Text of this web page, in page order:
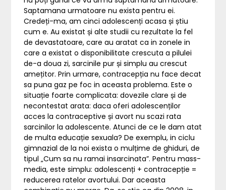
Saptamana urmatoare nu exista pentru ei.
Credeți-ma, am cinci adolescenți acasa și știu
cum e. Au existat și alte studii cu rezultate la fel
de devastatoare, care au aratat ca in zonele in
care a existat o disponibilitate crescuta a pilulei
de-a doua zi, sarcinile pur și simplu au crescut
amețitor. Prin urmare, contracepția nu face decat
sa puna gaz pe foc in aceasta problema. Este o
situație foarte complicata: dovezile clare și de
necontestat arata: daca oferi adolescenților
acces la contraceptive și avort nu scazi rata
sarcinilor la adolescente. Atunci de ce le dam atat
de multa educație sexuala? De exemplu, in ciclu
gimnazial de la noi exista o mulțime de ghiduri, de
tipul „Cum sa nu ramai insarcinata”. Pentru mass-
media, este simplu: adolescenți + contracepție =
reducerea ratelor avortului. Dar aceasta